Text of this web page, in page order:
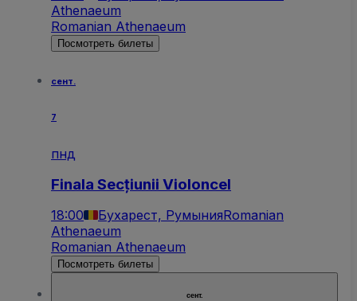
Athenaeum
Romanian Athenaeum
Посмотреть билеты
сент.
7
пнд
Finala Secțiunii Violoncel
18:00 Бухарест, РумынияRomanian
Athenaeum
Romanian Athenaeum
Посмотреть билеты
сент.